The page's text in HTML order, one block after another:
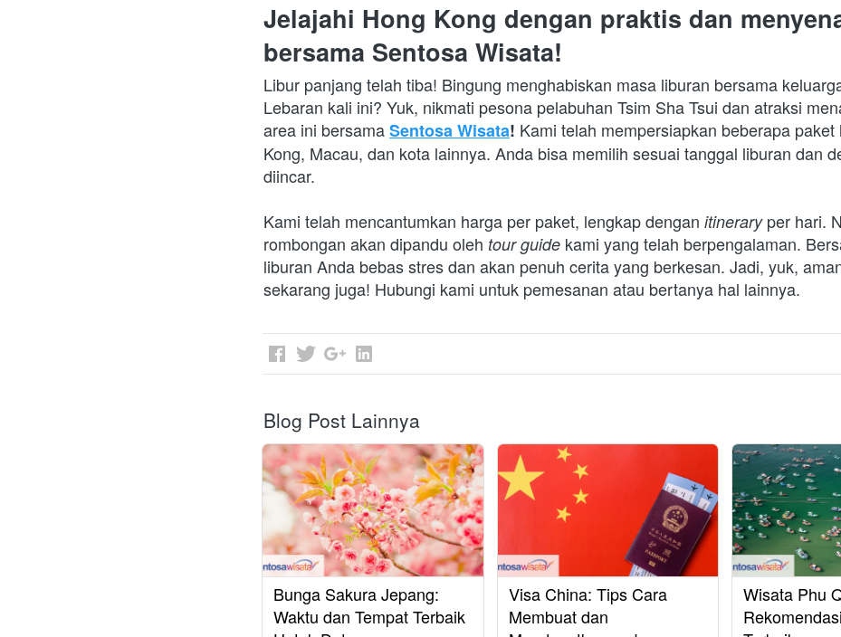
Jelajahi Hong Kong dengan praktis dan
bersama Sentosa Wisata!
Libur panjang telah tiba! Bingung menghabiskan masa liburan bersama
Lebaran kali ini? Yuk, nikmati pesona pelabuhan Tsim Sha Tsui dan atraksi
area ini bersama Sentosa Wisata! Kami telah mempersiapkan beberapa
Kong, Macau, dan kota lainnya. Anda bisa memilih sesuai tanggal liburan dan
diincar.
Kami telah mencantumkan harga per paket, lengkap dengan itinerary per hari.
rombongan akan dipandu oleh tour guide kami yang telah berpengalaman.
liburan Anda bebas stres dan akan penuh cerita yang berkesan. Jadi, yuk,
sekarang juga! Hubungi kami untuk pemesanan atau bertanya hal lainnya.
Blog Post Lainnya
Bunga Sakura Jepang:
Waktu dan Tempat Terbaik
Visa China: Tips Cara
Membuat dan
Wisata Phu